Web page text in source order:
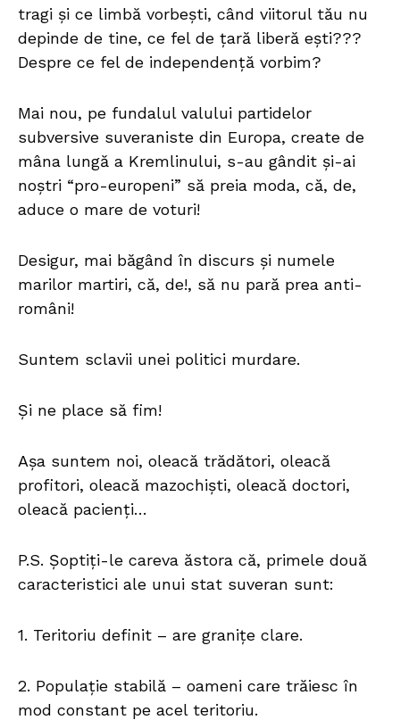
tragi și ce limbă vorbești, când viitorul tău nu
depinde de tine, ce fel de țară liberă ești???
Despre ce fel de independență vorbim?
Mai nou, pe fundalul valului partidelor
subversive suveraniste din Europa, create de
mâna lungă a Kremlinului, s-au gândit și-ai
noștri “pro-europeni” să preia moda, că, de,
aduce o mare de voturi!
Desigur, mai băgând în discurs și numele
marilor martiri, că, de!, să nu pară prea anti-
români!
Suntem sclavii unei politici murdare.
Și ne place să fim!
Așa suntem noi, oleacă trădători, oleacă
profitori, oleacă mazochiști, oleacă doctori,
oleacă pacienți…
P.S. Șoptiți-le careva ăstora că, primele două
caracteristici ale unui stat suveran sunt:
1. Teritoriu definit – are granițe clare.
2. Populație stabilă – oameni care trăiesc în
mod constant pe acel teritoriu.